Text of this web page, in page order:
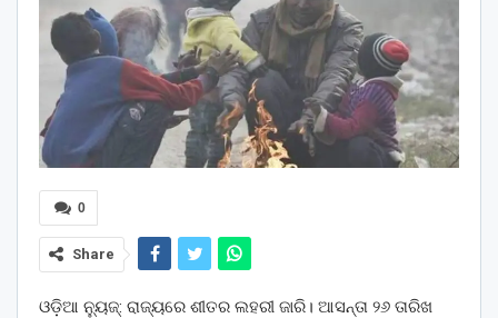
0
Share
ଓଡ଼ିଆ ନ୍ୟୁଜ୍: ରାଜ୍ୟରେ ଶୀତର ଲହରୀ ଜାରି। ଆସନ୍ତା ୨୬ ତାରିଖ